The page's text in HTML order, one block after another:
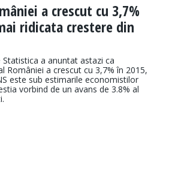
a crescut cu 3,7%
ridicata crestere din
a anuntat astazi ca
României a crescut cu 3,7% în 2015,
este sub estimarile economistilor
vorbind de un avans de 3.8% al